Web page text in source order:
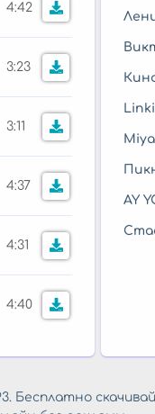
4:42
3:23
3:11
4:37
4:31
4:40
AY
Бесплатно